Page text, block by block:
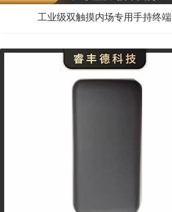
工业级双触摸内场专用手持终端